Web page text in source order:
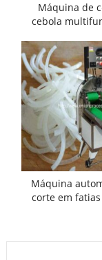
Máquina de
cebola
Máquina
corte em